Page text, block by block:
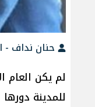
حنان نداف -
لم يكن العام
للمدينة